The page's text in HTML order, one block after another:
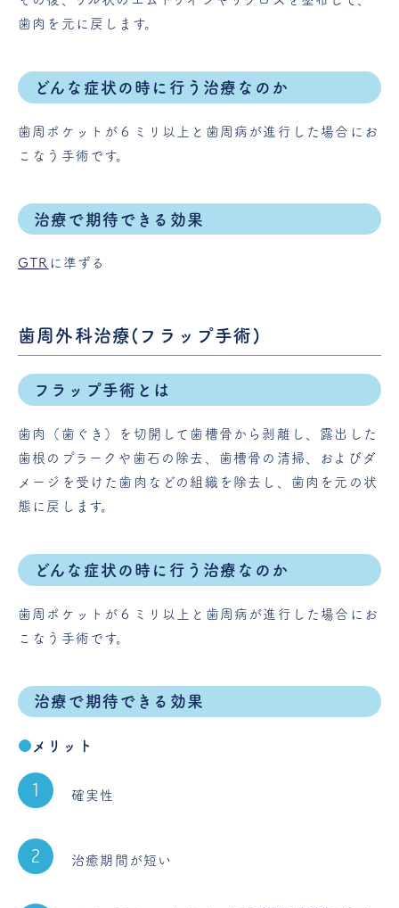
歯肉を元に戻します。
どんな症状の時に行う治療なのか
歯周ポケットが６ミリ以上と歯周病が進行した場合にお
こなう手術です。
治療で期待できる効果
GTR に準ずる
歯周外科治療(フラップ手術)
フラップ手術とは
歯肉（歯ぐき）を切開して歯槽骨から剥離し、露出した
歯根のプラークや歯石の除去、歯槽骨の清掃、およびダ
メージを受けた歯肉などの組織を除去し、歯肉を元の状
態に戻します。
どんな症状の時に行う治療なのか
歯周ポケットが６ミリ以上と歯周病が進行した場合にお
こなう手術です。
治療で期待できる効果
メリット
確実性
治癒期間が短い